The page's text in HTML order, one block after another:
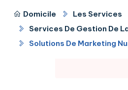
Domicile
Les Services
Services De Gestion De
Solutions De Marketing